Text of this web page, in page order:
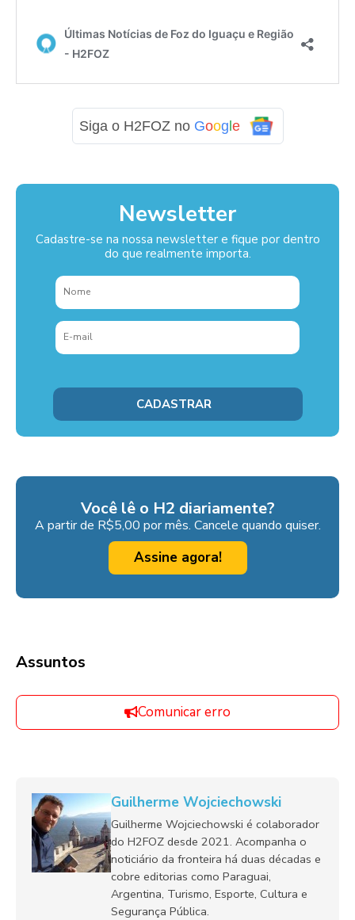
Siga o H2FOZ no Goog e
Newsletter
Cadastre-se na nossa newsletter e fique por dentro
do que realmente importa.
Você lê o H2 diariamente?
A partir de R$5,00 por mês. Cancele quando quiser.
Assine agora!
Assuntos
Comunicar erro
Guilherme Wojciechowski
Guilherme Wojciechowski é colaborador
do H2FOZ desde 2021. Acompanha o
noticiário da fronteira há duas décadas e
cobre editorias como Paraguai,
Argentina, Turismo, Esporte, Cultura e
Segurança Pública.